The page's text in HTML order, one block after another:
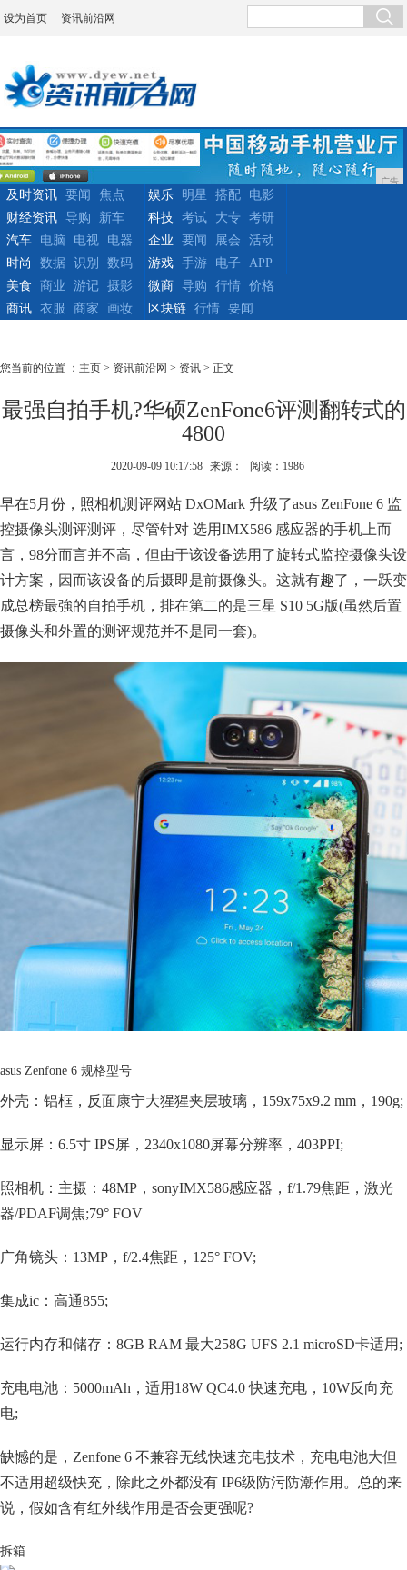
设为首页 资讯前沿网
广告
及时资讯 要闻
焦点
财经资讯
导购 新车
娱乐 明星 搭配
电影
科技
考试 大专
考研
汽车
电脑 电视
电器
时尚
数据 识别 数码
企业 要闻 展会
活动
游戏
手游 电子
APP
美食
商业 游记
摄影
商讯
衣服 商家 画妆
微商 导购 行情
价格
区块链
行情 要闻
您当前的位置 ： 主页 > 资讯前沿网 > 资讯 > 正文
最强自拍手机?华硕ZenFone6评测翻转式的
4800
2020-09-09 10:17:58 来源： 阅读：1986
早在5月份，照相机测评网站 DxOMark 升级了asus ZenFone 6 监
控摄像头测评测评，尽管针对 选用IMX586 感应器的手机上而
言，98分而言并不高，但由于该设备选用了旋转式监控摄像头设
计方案，因而该设备的后摄即是前摄像头。这就有趣了，一跃变
成总榜最強的自拍手机，排在第二的是三星 S10 5G版(虽然后置
摄像头和外置的测评规范并不是同一套)。
asus Zenfone 6 规格型号
外壳：铝框，反面康宁大猩猩夹层玻璃，159x75x9.2 mm，190g;
显示屏：6.5寸 IPS屏，2340x1080屏幕分辨率，403PPI;
照相机：主摄：48MP，sonyIMX586感应器，f/1.79焦距，激光
器/PDAF调焦;79° FOV
广角镜头：13MP，f/2.4焦距，125° FOV;
集成ic：高通855;
运行内存和储存：8GB RAM 最大258G UFS 2.1 microSD卡适用;
充电电池：5000mAh，适用18W QC4.0 快速充电，10W反向充
电;
缺憾的是，Zenfone 6 不兼容无线快速充电技术，充电电池大但
不适用超级快充，除此之外都没有 IP6级防污防潮作用。总的来
说，假如含有红外线作用是否会更强呢?
拆箱